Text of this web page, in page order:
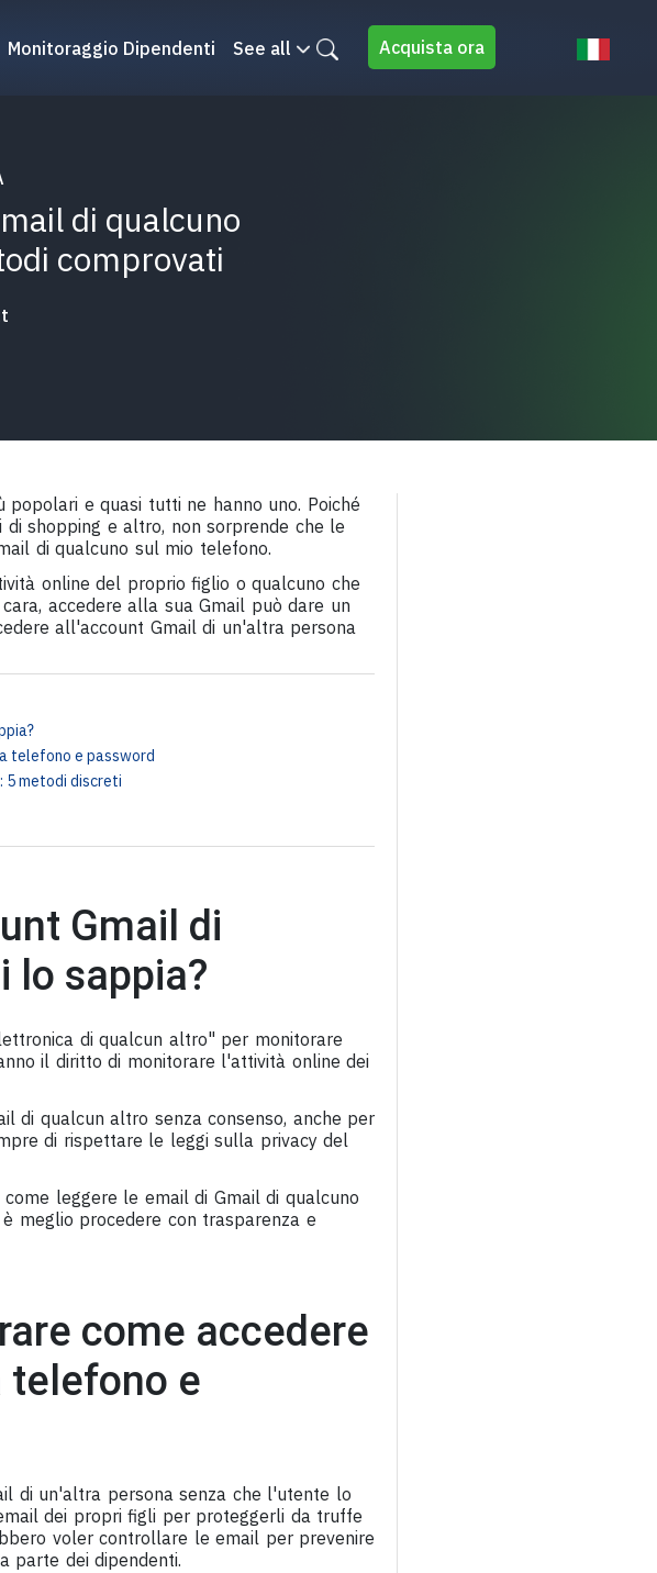
Monitoraggio Dipendenti See all Acquista ora
di qualcuno
comprovati
e quasi tutti ne hanno uno. Poiché
shopping e altro, non sorprende che le
di qualcuno sul mio telefono.
online del proprio figlio o qualcuno che
accedere alla sua Gmail può dare un
all'account Gmail di un'altra persona
telefono e password
5 metodi discreti
Gmail di
lo sappia?
di qualcun altro" per monitorare
il diritto di monitorare l'attività online dei
di qualcun altro senza consenso, anche per
di rispettare le leggi sulla privacy del
leggere le email di Gmail di qualcuno
meglio procedere con trasparenza e
come accedere
telefono e
di un'altra persona senza che l'utente lo
dei propri figli per proteggerli da truffe
voler controllare le email per prevenire
parte dei dipendenti.